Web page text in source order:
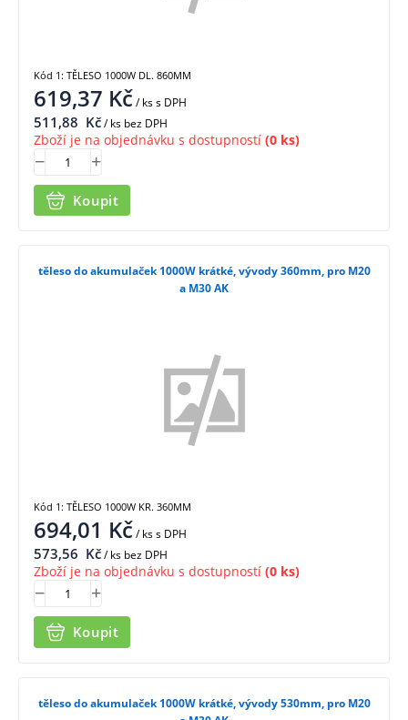
619,37 Kč/ kss DPH
511,88 Kč/ ks bez DPH
Zboží je na objednávku s dostupností (0 ks)
Koupit
Kód 1: TĚLESO 1000W DL. 860MM
těleso do akumulaček 1000W krátké, vývody 360mm, pro M20
a M30 AK
694,01 Kč/ kss DPH
573,56 Kč/ ks bez DPH
Zboží je na objednávku s dostupností (0 ks)
Koupit
Kód 1: TĚLESO 1000W KR. 360MM
těleso do akumulaček 1000W krátké, vývody 530mm, pro M20